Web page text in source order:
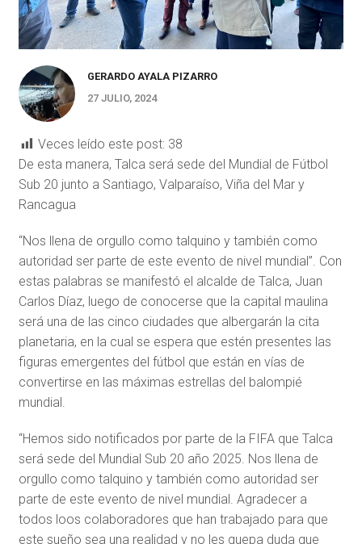
GERARDO AYALA PIZARRO
27 JULIO, 2024
Veces leído este post: 38
De esta manera, Talca será sede del Mundial de Fútbol
Sub 20 junto a Santiago, Valparaíso, Viña del Mar y
Rancagua
“Nos llena de orgullo como talquino y también como
autoridad ser parte de este evento de nivel mundial”. Con
estas palabras se manifestó el alcalde de Talca, Juan
Carlos Díaz, luego de conocerse que la capital maulina
será una de las cinco ciudades que albergarán la cita
planetaria, en la cual se espera que estén presentes las
figuras emergentes del fútbol que están en vías de
convertirse en las máximas estrellas del balompié
mundial.
“Hemos sido notificados por parte de la FIFA que Talca
será sede del Mundial Sub 20 año 2025. Nos llena de
orgullo como talquino y también como autoridad ser
parte de este evento de nivel mundial. Agradecer a
todos loos colaboradores que han trabajado para que
este sueño sea una realidad y no les quepa duda que